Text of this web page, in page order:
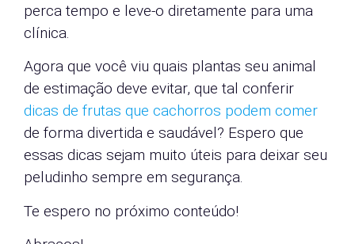
perca tempo e leve-o diretamente para uma
clínica.
Agora que você viu quais plantas seu animal
de estimação deve evitar, que tal conferir
dicas de frutas que cachorros podem comer
de forma divertida e saudável? Espero que
essas dicas sejam muito úteis para deixar seu
peludinho sempre em segurança.
Te espero no próximo conteúdo!